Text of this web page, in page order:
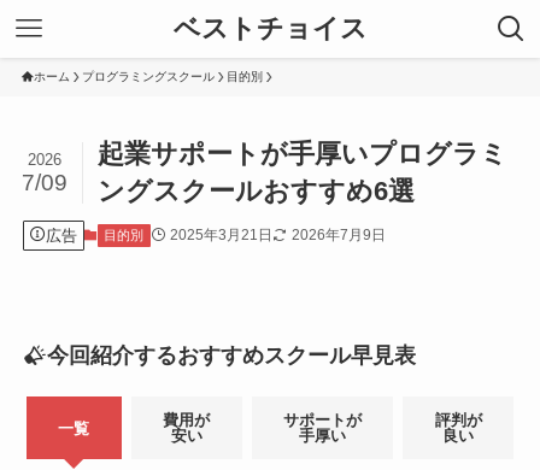
ベストチョイス
ホーム プログラミングスクール 目的別
起業サポートが手厚いプログラミ
ングスクールおすすめ6選
2026
7/09
広告 目的別 2025年3月21日 2026年7月9日
今回紹介するおすすめスクール早見表
一覧
費用が
安い
サポートが
手厚い
評判が
良い